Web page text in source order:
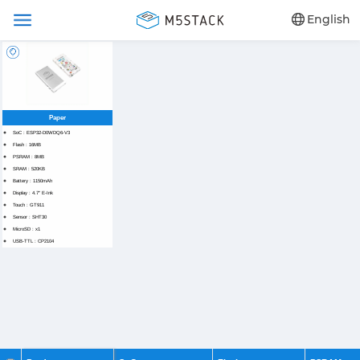
English
Paper
SoC : ESP32-D0WDQ6-V3
Flash : 16MB
PSRAM : 8MB
SRAM : 520KB
Battery : 1150mAh
Display : 4.7" E-Ink
Touch : GT911
Sensor : SHT30
MicroSD : x1
USB-TTL : CP2104